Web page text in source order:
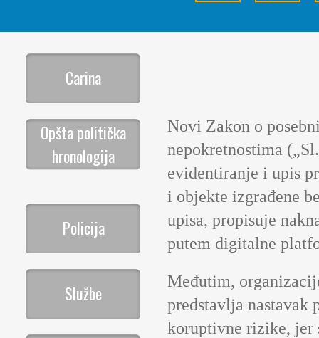
Carina
Opšta politička
hronologija
Policija
Službe
Novi Zakon o
nepokretnostima
evidentiranje i upis
i objekte izgrađene
upisa, propisuje
putem digitalne
Međutim,
predstavlja nastavak
koruptivne rizike, jer